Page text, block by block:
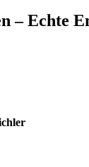
– Echte